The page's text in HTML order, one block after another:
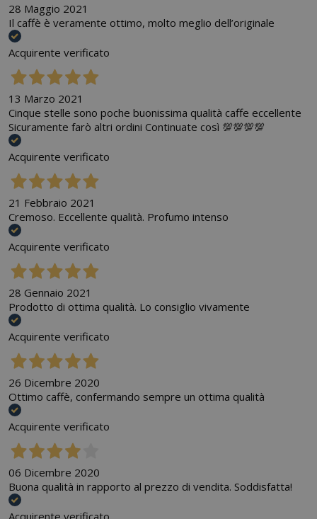
28 Maggio 2021
Il caffè è veramente ottimo, molto meglio dell’originale
Acquirente verificato
13 Marzo 2021
Cinque stelle sono poche buonissima qualità caffe eccellente
Sicuramente farò altri ordini Continuate così 💯💯💯💯
Acquirente verificato
21 Febbraio 2021
Cremoso. Eccellente qualità. Profumo intenso
Acquirente verificato
28 Gennaio 2021
Prodotto di ottima qualità. Lo consiglio vivamente
Acquirente verificato
26 Dicembre 2020
Ottimo caffè, confermando sempre un ottima qualità
Acquirente verificato
06 Dicembre 2020
Buona qualità in rapporto al prezzo di vendita. Soddisfatta!
Acquirente verificato